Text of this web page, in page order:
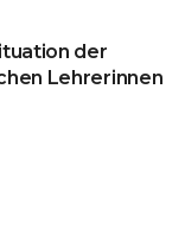
der
Lehrerinnen